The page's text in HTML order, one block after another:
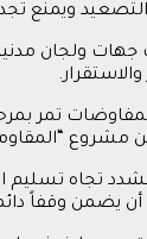
ويمنع
جهات ولجان
مشروع
تجاه تسليم
يضمن وقفاً